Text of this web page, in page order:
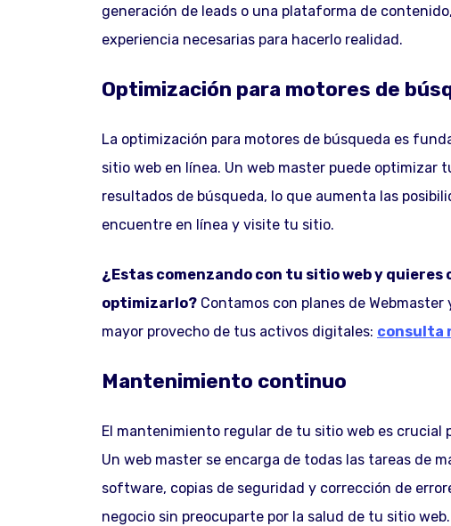
generación de leads o una plataforma de
experiencia necesarias para hacerlo realidad.
Optimización para motores de
La optimización para motores de búsqueda es
sitio web en línea. Un web master puede optimizar
resultados de búsqueda, lo que aumenta las
encuentre en línea y visite tu sitio.
¿Estas comenzando con tu sitio web y
optimizarlo? Contamos con planes de
mayor provecho de tus activos digitales: consulta
Mantenimiento continuo
El mantenimiento regular de tu sitio web es
Un web master se encarga de todas las tareas de
software, copias de seguridad y corrección de
negocio sin preocuparte por la salud de tu sitio web.